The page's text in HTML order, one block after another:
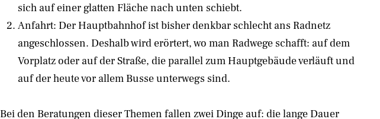
sich auf einer glatten Fläche nach unten schiebt.
Anfahrt: Der Hauptbahnhof ist bisher denkbar schlecht ans Radnetz
angeschlossen. Deshalb wird erörtert, wo man Radwege schafft: auf dem
Vorplatz oder auf der Straße, die parallel zum Hauptgebäude verläuft und
auf der heute vor allem Busse unterwegs sind.
Bei den Beratungen dieser Themen fallen zwei Dinge auf: die lange Dauer